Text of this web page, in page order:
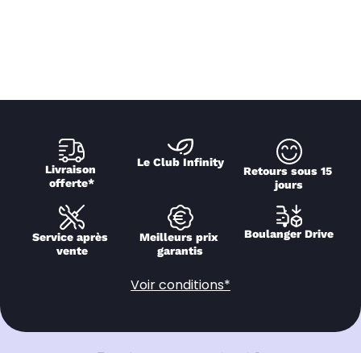
Livraison
offerte*
Le Club Infinity
Retours sous 15
jours
Service après
vente
Meilleurs prix
garantis
Boulanger Drive
Voir conditions*